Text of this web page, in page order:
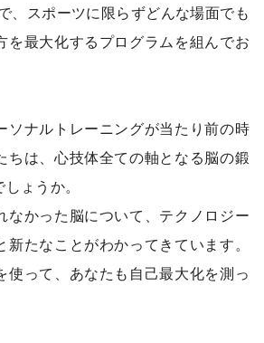
、スポーツに限らずどんな場面でも
を最大化するプログラムを組んでお
ソナルトレーニングが当たり前の時
ちは、心技体全ての軸となる脳の鍛
ょうか。
なかった脳について、テクノロジー
たなことがわかってきています。
使って、あなたも自己最大化を測っ